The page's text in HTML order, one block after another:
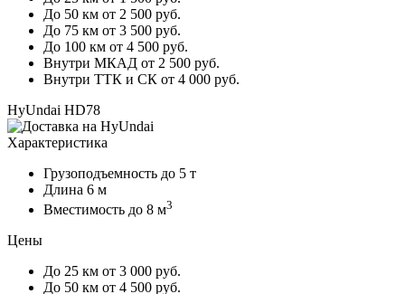
До 50 км от 2 500 руб.
До 75 км от 3 500 руб.
До 100 км от 4 500 руб.
Внутри МКАД от 2 500 руб.
Внутри ТТК и СК от 4 000 руб.
HyUndai HD78
Характеристика
Грузоподъемность до 5 т
Длина 6 м
Вместимость до 8 м3
Цены
До 25 км от 3 000 руб.
До 50 км от 4 500 руб.